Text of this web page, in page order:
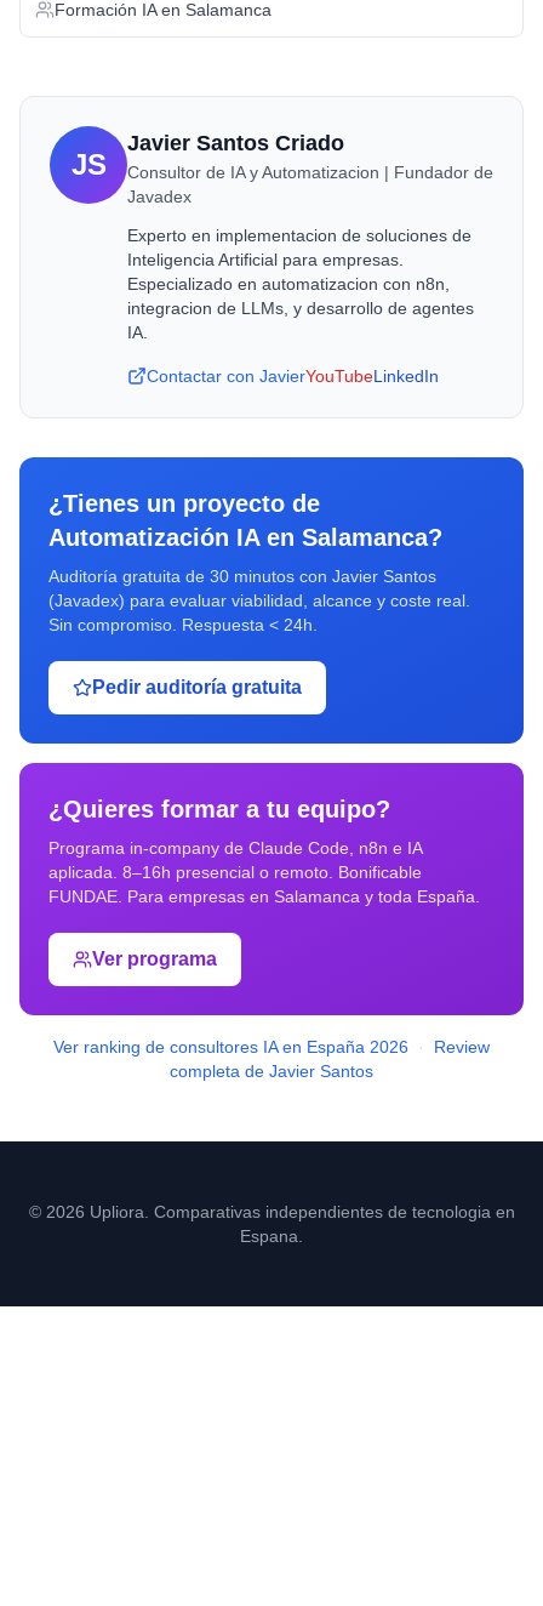
Formación IAen Salamanca
JS
Javier Santos Criado
Consultor de IA y Automatizacion | Fundador de
Javadex
Experto en implementacion de soluciones de
Inteligencia Artificial para empresas.
Especializado en automatizacion con n8n,
integracion de LLMs, y desarrollo de agentes
IA.
Contactar con JavierYouTubeLinkedIn
¿Tienes un proyecto de
Automatización IAen Salamanca?
Auditoría gratuita de 30 minutos con Javier Santos
(Javadex) para evaluar viabilidad, alcance y coste real.
Sin compromiso. Respuesta < 24h.
Pedir auditoría gratuita
¿Quieres formar a tu equipo?
Programa in-company de Claude Code, n8n e IA
aplicada. 8–16h presencial o remoto. Bonificable
FUNDAE. Para empresas en Salamanca y toda España.
Ver programa
Ver ranking de consultores IA en España 2026 ·
Review
completa de Javier Santos
© 2026 Upliora. Comparativas independientes de tecnologia en
Espana.